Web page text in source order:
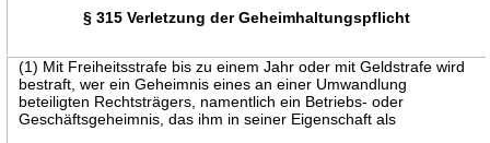
§ 315 Verletzung der Geheimhaltungspflicht
(1) Mit Freiheitsstrafe bis zu einem Jahr oder mit Geldstrafe wird
bestraft, wer ein Geheimnis eines an einer Umwandlung
beteiligten Rechtsträgers, namentlich ein Betriebs- oder
Geschäftsgeheimnis, das ihm in seiner Eigenschaft als